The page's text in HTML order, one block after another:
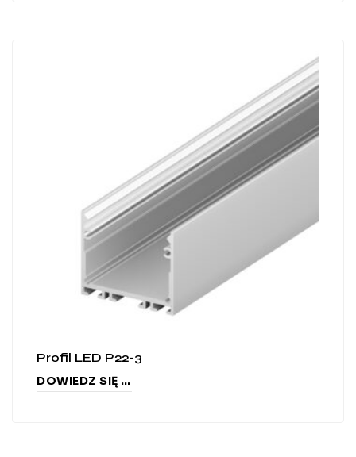
Profil LED P22-3
DOWIEDZ SIĘ WIĘCEJ